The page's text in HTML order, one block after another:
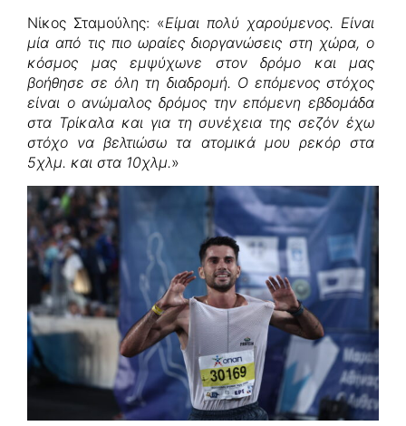
Νίκος Σταμούλης: «Είμαι πολύ χαρούμενος. Είναι
μία από τις πιο ωραίες διοργανώσεις στη χώρα, ο
κόσμος μας εμψύχωνε στον δρόμο και μας
βοήθησε σε όλη τη διαδρομή. Ο επόμενος στόχος
είναι ο ανώμαλος δρόμος την επόμενη εβδομάδα
στα Τρίκαλα και για τη συνέχεια της σεζόν έχω
στόχο να βελτιώσω τα ατομικά μου ρεκόρ στα
5χλμ. και στα 10χλμ.»